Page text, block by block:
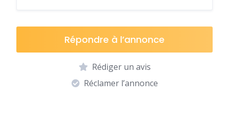
Répondre à l’annonce
Rédiger un avis
Réclamer l’annonce